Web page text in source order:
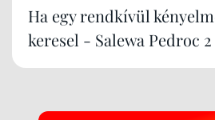
Ha egy rendkívül
keresel - Salewa Pedroc